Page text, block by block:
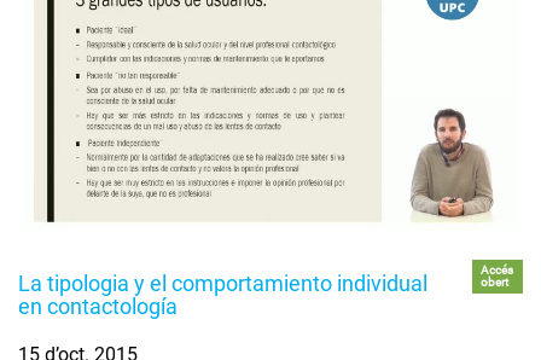
La tipologia y el comportamiento individual
en contactología
Accés
obert
15 d’oct. 2015